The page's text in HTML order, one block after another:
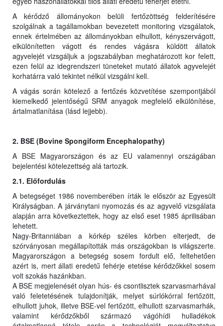
A kérődző állományokon belüli fertőzöttség felderítésére
szolgálnak a tagállamokban bevezetett monitoring vizsgálatok,
ennek értelmében az állományokban elhullott, kényszervágott,
elkülönítetten vágott és rendes vágásra küldött állatok
agyvelejét vizsgáljuk a jogszabályban meghatározott kor felett,
ezen felül az idegrendszeri tüneteket mutató állatok agyvelejét
korhatárra való tekintet nélkül vizsgálni kell.
A vágás során kötelező a fertőzés közvetítése szempontjából
kiemelkedő jelentőségű SRM anyagok megfelelő elkülönítése,
ártalmatlanítása (lásd lejjebb).
2. BSE (Bovine Spongiform Encephalopathy)
A BSE Magyarországon és az EU valamennyi országában
bejelentési kötelezettség alá tartozik.
2.1. Előfordulás
A betegséget 1986 novemberében írták le először az Egyesült
Királyságban. A járványtani nyomozás és az agyvelő vizsgálata
alapján arra következtettek, hogy az első eset 1985 áprilisában
lehetett.
Nagy-Britanniában a kórkép széles körben elterjedt, de
szórványosan megállapították más országokban is világszerte.
Magyarországon a betegség sosem fordult elő, feltehetően
azért is, mert állati eredetű fehérje etetése kérődzőkkel sosem
volt szokás hazánkban.
A BSE megjelenését olyan hús- és csontlisztek szarvasmarhával
való feletetésének tulajdonítják, melyet súrlókórral fertőzött,
elhullott juhok, illetve BSE-vel fertőzött, elhullott szarvasmarhák,
valamint kérődzőkből származó vágóhídi hulladékok